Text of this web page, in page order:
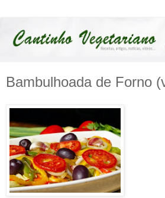
Bambulhoada de Forno